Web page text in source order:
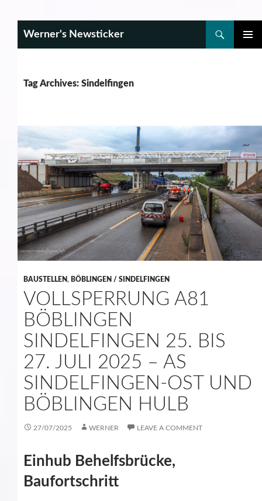
Werner's Newsticker
Tag Archives: Sindelfingen
BAUSTELLEN, BÖBLINGEN / SINDELFINGEN
VOLLSPERRUNG A81
BÖBLINGEN
SINDELFINGEN 25. BIS
27. JULI 2025 – AS
SINDELFINGEN-OST UND
BÖBLINGEN HULB
27/07/2025 WERNER LEAVE A COMMENT
Einhub Behelfsbrücke,
Baufortschritt